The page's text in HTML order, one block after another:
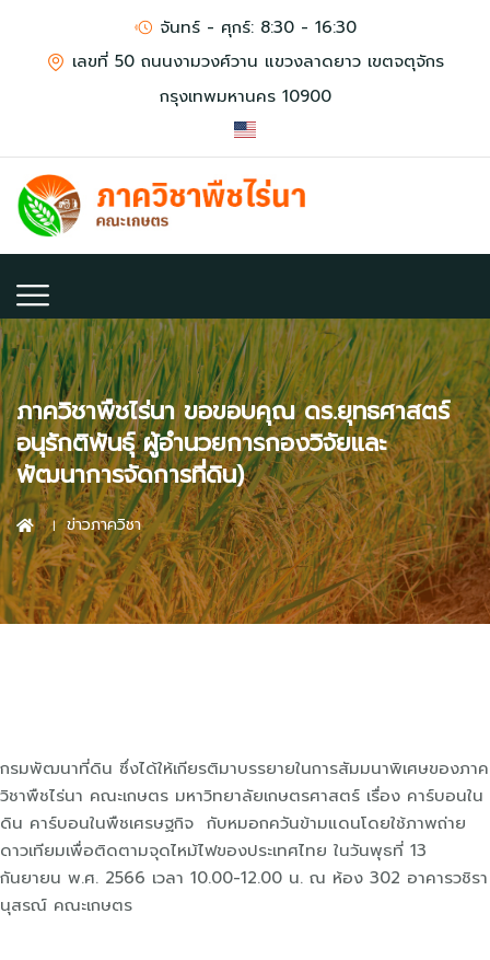
จันทร์ - ศุกร์: 8:30 - 16:30
เลขที่ 50 ถนนงามวงศ์วาน แขวงลาดยาว เขตจตุจักร
กรุงเทพมหานคร 10900
ภาควิชาพืชไร่นา ขอขอบคุณ ดร.ยุทธศาสตร์
อนุรักติพันธุ์ ผู้อำนวยการกองวิจัยและ
พัฒนาการจัดการที่ดิน)
ข่าวภาควิชา
กรมพัฒนาที่ดิน ซึ่งได้ให้เกียรติมาบรรยายในการสัมมนาพิเศษของภาค
วิชาพืชไร่นา คณะเกษตร มหาวิทยาลัยเกษตรศาสตร์ เรื่อง คาร์บอนใน
ดิน คาร์บอนในพืชเศรษฐกิจ กับหมอกควันข้ามแดนโดยใช้ภาพถ่าย
ดาวเทียมเพื่อติดตามจุดไหม้ไฟของประเทศไทย ในวันพุธที่ 13
กันยายน พ.ศ. 2566 เวลา 10.00-12.00 น. ณ ห้อง 302 อาคารวชิรา
นุสรณ์ คณะเกษตร